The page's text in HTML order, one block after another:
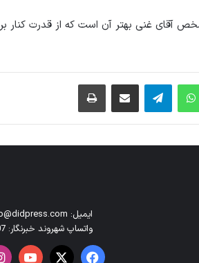
آقای غنی بهتر آن است که از قدرت کنار
واتس آپ تلگرام اشتراک گذاری از طریق ایمیل چاپ
ایمیل: info@didpress.com
واتساپ شهروند خبرنگار: 4366499110607+
فیس بوک X